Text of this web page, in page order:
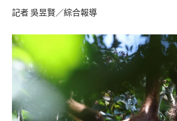
記者 吳昱賢／綜合報導